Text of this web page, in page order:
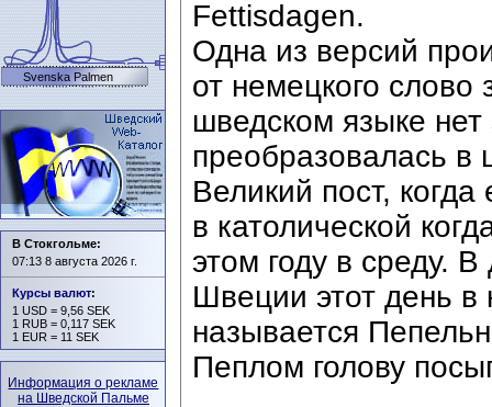
Fettisdagen.
Одна из версий
от немецкого слово
шведском языке
преобразовалась в
Великий пост,
в католической
этом году в среду.
Швеции этот день в
называется
Пеплом голову
Svenska Palmen
В Стокгольме:
07:13 8 августа 2026 г.
Курсы валют:
1 USD = 9,56 SEK
1 RUB = 0,117 SEK
1 EUR = 11 SEK
Информация о рекламе
на Шведской Пальме